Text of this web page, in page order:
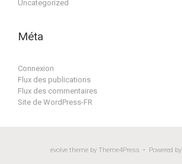
Uncategorized
Méta
Connexion
Flux des publications
Flux des commentaires
Site de WordPress-FR
evolve theme by Theme4Press • Powered by